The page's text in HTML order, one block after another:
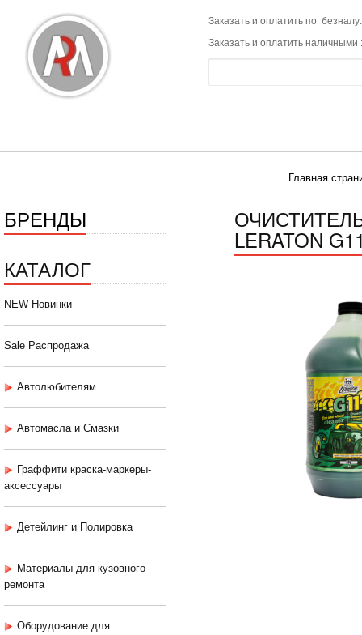
Заказать и оплатить по
Заказать и оплатить наличными
Главная
БРЕНДЫ
КАТАЛОГ
NEW Новинки
Sale Распродажа
Автолюбителям
Автомасла и Смазки
Граффити краска-маркеры-
аксессуары
Детейлинг и Полировка
Материалы для кузовного
ремонта
Оборудование для
LERATON